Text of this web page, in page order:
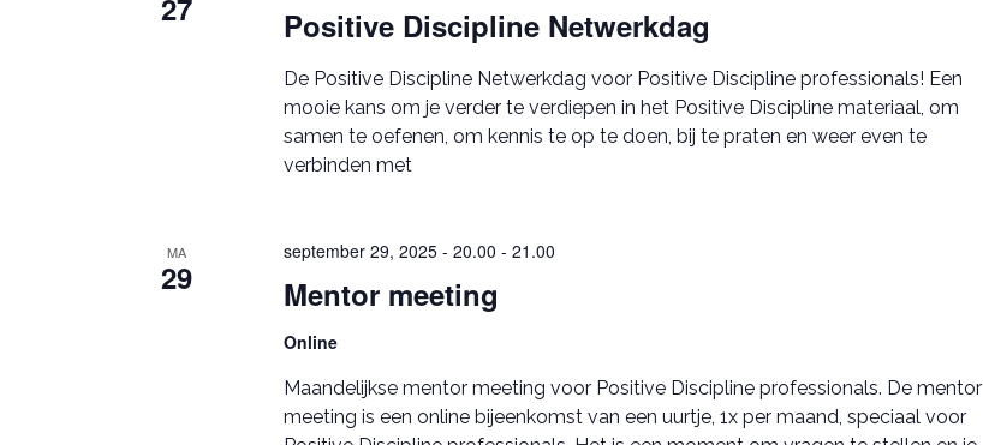
27 Positive Discipline Netwerkdag
De Positive Discipline Netwerkdag voor Positive Discipline professionals! Een
mooie kans om je verder te verdiepen in het Positive Discipline materiaal, om
samen te oefenen, om kennis te op te doen, bij te praten en weer even te
verbinden met
MA
29 Mentor meeting
september 29, 2025 - 20.00 -21.00
Online
Maandelijkse mentor meeting voor Positive Discipline professionals. De mentor
meeting is een online bijeenkomst van een uurtje, 1x per maand, speciaal voor